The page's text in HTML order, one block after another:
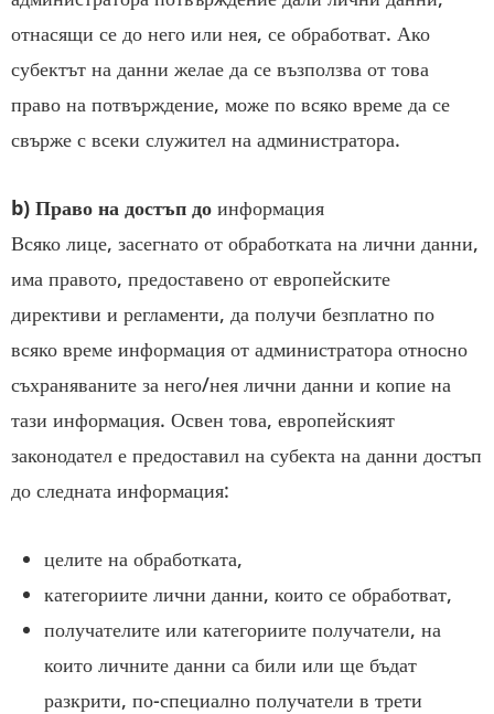
отнасящи се до него или нея, се обработват. Ако
субектът на данни желае да се възползва от това
право на потвърждение, може по всяко време да се
свърже с всеки служител на администратора.
b) Право на достъп до информация
Всяко лице, засегнато от обработката на лични данни,
има правото, предоставено от европейските
директиви и регламенти, да получи безплатно по
всяко време информация от администратора относно
съхраняваните за него/нея лични данни и копие на
тази информация. Освен това, европейският
законодател е предоставил на субекта на данни достъп
до следната информация:
целите на обработката,
категориите лични данни, които се обработват,
получателите или категориите получатели, на
които личните данни са били или ще бъдат
разкрити, по-специално получатели в трети